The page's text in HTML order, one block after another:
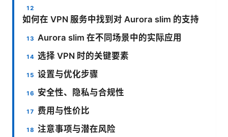
如何在 VPN 服务中找到对 Aurora slim 的支持
Aurora slim 在不同场景中的实际应用
选择 VPN 时的关键要素
设置与优化步骤
安全性、隐私与合规性
费用与性价比
注意事项与潜在风险